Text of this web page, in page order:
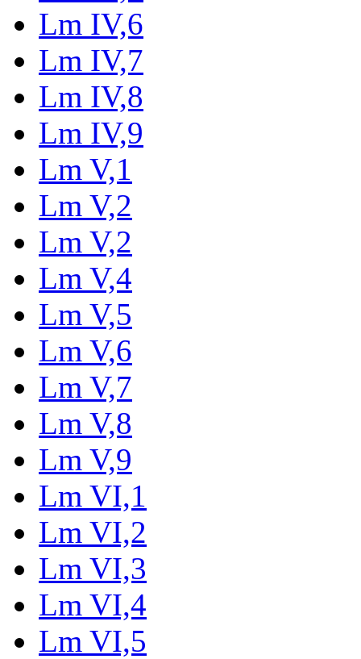
Lm IV,6
Lm IV,7
Lm IV,8
Lm IV,9
Lm V,1
Lm V,2
Lm V,2
Lm V,4
Lm V,5
Lm V,6
Lm V,7
Lm V,8
Lm V,9
Lm VI,1
Lm VI,2
Lm VI,3
Lm VI,4
Lm VI,5